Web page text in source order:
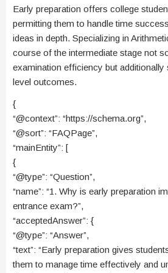
Early preparation offers college
permitting them to handle time
ideas in depth. Specializing in
course of the intermediate stage not
examination efficiency but
level outcomes.
{
“@context”: “https://schema.org”,
“@sort”: “FAQPage”,
“mainEntity”: [
{
“@type”: “Question”,
“name”: “1. Why is early preparation
entrance exam?”,
“acceptedAnswer”: {
“@type”: “Answer”,
“text”: “Early preparation gives
them to manage time effectively and